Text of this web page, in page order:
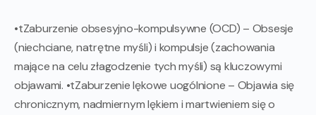
•tZaburzenie obsesyjno-kompulsywne (OCD) – Obsesje
(niechciane, natrętne myśli) i kompulsje (zachowania
mające na celu złagodzenie tych myśli) są kluczowymi
objawami. •tZaburzenie lękowe uogólnione – Objawia się
chronicznym, nadmiernym lękiem i martwieniem się o